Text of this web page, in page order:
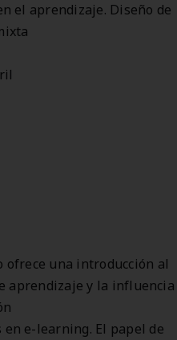
el aprendizaje. Diseño de
ofrece una introducción al
aprendizaje y la influencia
en e-learning. El papel de